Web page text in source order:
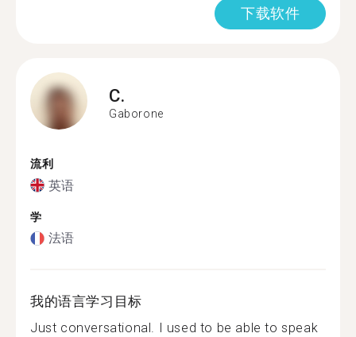
下载软件
C.
Gaborone
流利
英语
学
法语
我的语言学习目标
Just conversational. I used to be able to speak